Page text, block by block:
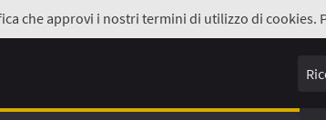
che approvi i nostri termini di utilizzo di cookies.